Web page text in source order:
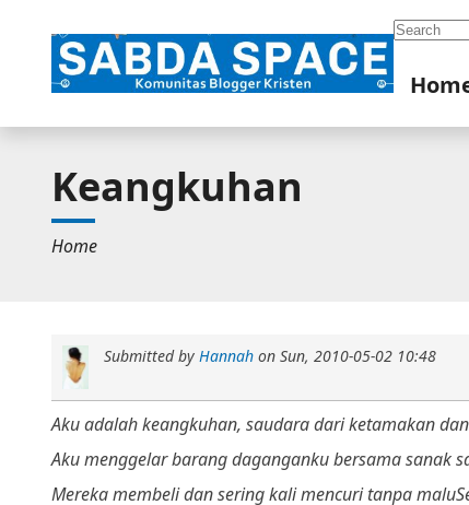
Search
Keangkuhan
Home
Submitted by Hannahon Sun, 2010-05-02 10:48
Aku adalah keangkuhan, saudara dari ketamakan
Aku menggelar barang daganganku bersama sanak
Mereka membeli dan sering kali mencuri tanpa malu